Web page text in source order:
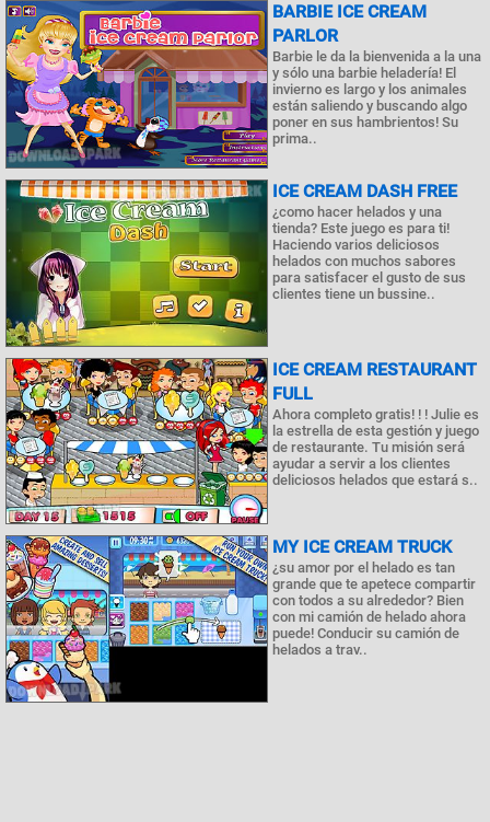
BARBIE ICE CREAM
PARLOR
Barbie le da la bienvenida a la una
y sólo una barbie heladería! El
invierno es largo y los animales
están saliendo y buscando algo
poner en sus hambrientos! Su
prima..
ICE CREAM DASH FREE
¿como hacer helados y una
tienda? Este juego es para ti!
Haciendo varios deliciosos
helados con muchos sabores
para satisfacer el gusto de sus
clientes tiene un bussine..
ICE CREAM RESTAURANT
FULL
Ahora completo gratis! ! ! Julie es
la estrella de esta gestión y juego
de restaurante. Tu misión será
ayudar a servir a los clientes
deliciosos helados que estará s..
MY ICE CREAM TRUCK
¿su amor por el helado es tan
grande que te apetece compartir
con todos a su alrededor? Bien
con mi camión de helado ahora
puede! Conducir su camión de
helados a trav..